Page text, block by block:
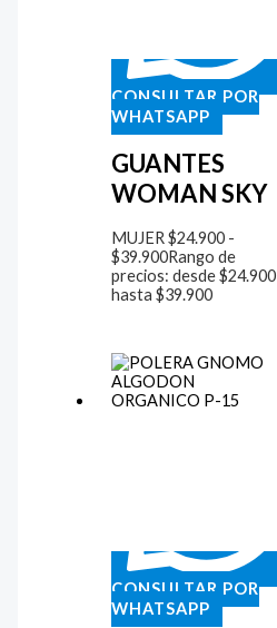
CONSULTAR POR
WHATSAPP
GUANTES
WOMAN SKY
MUJER$24.900 -
$39.900Rango de
precios: desde $24.900
hasta $39.900
CONSULTAR POR
WHATSAPP